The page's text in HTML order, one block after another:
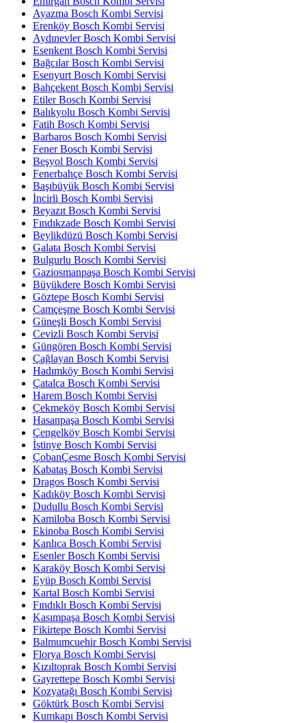
Ayazma Bosch Kombi Servisi
Erenköy Bosch Kombi Servisi
Aydınevler Bosch Kombi Servisi
Esenkent Bosch Kombi Servisi
Bağcılar Bosch Kombi Servisi
Esenyurt Bosch Kombi Servisi
Bahçekent Bosch Kombi Servisi
Etiler Bosch Kombi Servisi
Balıkyolu Bosch Kombi Servisi
Fatih Bosch Kombi Servisi
Barbaros Bosch Kombi Servisi
Fener Bosch Kombi Servisi
Beşyol Bosch Kombi Servisi
Fenerbahçe Bosch Kombi Servisi
Başıbüyük Bosch Kombi Servisi
İncirli Bosch Kombi Servisi
Beyazıt Bosch Kombi Servisi
Fındıkzade Bosch Kombi Servisi
Beylikdüzü Bosch Kombi Servisi
Galata Bosch Kombi Servisi
Bulgurlu Bosch Kombi Servisi
Gaziosmanpaşa Bosch Kombi Servisi
Büyükdere Bosch Kombi Servisi
Göztepe Bosch Kombi Servisi
Camçeşme Bosch Kombi Servisi
Güneşli Bosch Kombi Servisi
Cevizli Bosch Kombi Servisi
Güngören Bosch Kombi Servisi
Çağlayan Bosch Kombi Servisi
Hadımköy Bosch Kombi Servisi
Çatalca Bosch Kombi Servisi
Harem Bosch Kombi Servisi
Çekmeköy Bosch Kombi Servisi
Hasanpaşa Bosch Kombi Servisi
Çengelköy Bosch Kombi Servisi
İstinye Bosch Kombi Servisi
ÇobanÇesme Bosch Kombi Servisi
Kabataş Bosch Kombi Servisi
Dragos Bosch Kombi Servisi
Kadıköy Bosch Kombi Servisi
Dudullu Bosch Kombi Servisi
Kamiloba Bosch Kombi Servisi
Ekinoba Bosch Kombi Servisi
Kanlıca Bosch Kombi Servisi
Esenler Bosch Kombi Servisi
Karaköy Bosch Kombi Servisi
Eyüp Bosch Kombi Servisi
Kartal Bosch Kombi Servisi
Fındıklı Bosch Kombi Servisi
Kasımpaşa Bosch Kombi Servisi
Fikirtepe Bosch Kombi Servisi
Balmumcuehir Bosch Kombi Servisi
Florya Bosch Kombi Servisi
Kızıltoprak Bosch Kombi Servisi
Gayrettepe Bosch Kombi Servisi
Kozyatağı Bosch Kombi Servisi
Göktürk Bosch Kombi Servisi
Kumkapı Bosch Kombi Servisi